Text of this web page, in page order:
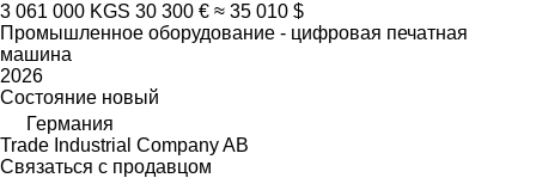
3 061 000 KGS 30 300 € ≈ 35 010 $
Промышленное оборудование - цифровая печатная
машина
2026
Состояние новый
Германия
Trade Industrial Company AB
Связаться с продавцом